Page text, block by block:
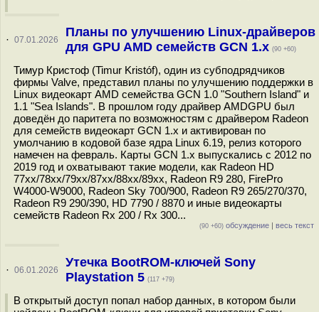
· 07.01.2026
Планы по улучшению Linux-драйверов
для GPU AMD семейств GCN 1.x (90 +60)
Тимур Кристоф (Timur Kristóf), один из субподрядчиков
фирмы Valve, представил планы по улучшению поддержки в
Linux видеокарт AMD семейства GCN 1.0 "Southern Island" и
1.1 "Sea Islands". В прошлом году драйвер AMDGPU был
доведён до паритета по возможностям с драйвером Radeon
для семейств видеокарт GCN 1.x и активирован по
умолчанию в кодовой базе ядра Linux 6.19, релиз которого
намечен на февраль. Карты GCN 1.x выпускались с 2012 по
2019 год и охватывают такие модели, как Radeon HD
77xx/78xx/79xx/87xx/88xx/89xx, Radeon R9 280, FirePro
W4000-W9000, Radeon Sky 700/900, Radeon R9 265/270/370,
Radeon R9 290/390, HD 7790 / 8870 и иные видеокарты
семейств Radeon Rx 200 / Rx 300...
(90 +60) обсуждение | весь текст
· 06.01.2026
Утечка BootROM-ключей Sony
Playstation 5 (117 +79)
В открытый доступ попал набор данных, в котором были